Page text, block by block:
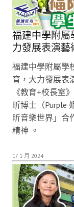
福建中學附屬
力發展表演藝
福建中學附屬學
育，大力發展表
《教育+校長室
昕博士（Purple
昕音樂世界」合
精神 。
17 1 月 2024